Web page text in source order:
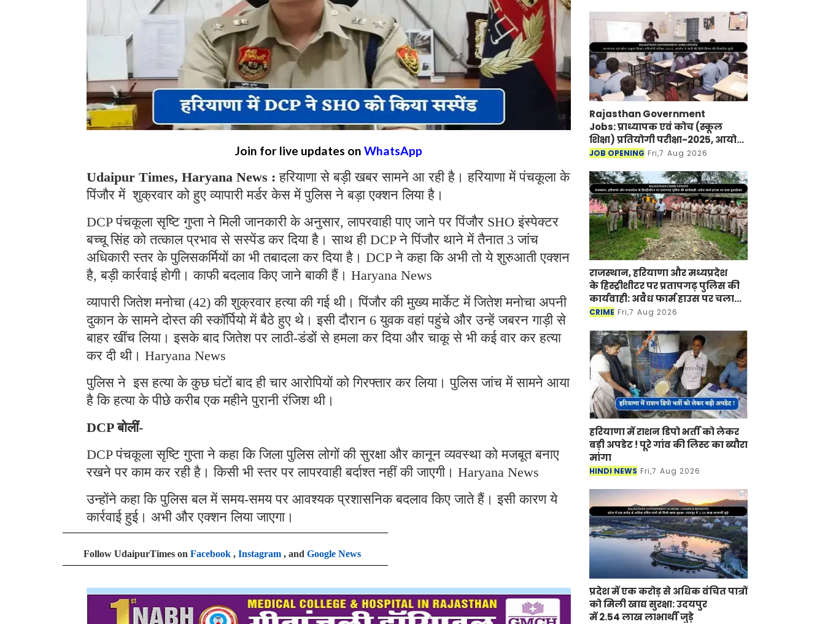
Join for live updates on WhatsApp
Udaipur Times, Haryana News : हरियाणा से बड़ी खबर सामने आ रही है। हरियाणा में पंचकूला के
पिंजौर में शुक्रवार को हुए व्यापारी मर्डर केस में पुलिस ने बड़ा एक्शन लिया है।
DCP पंचकूला सृष्टि गुप्ता ने मिली जानकारी के अनुसार, लापरवाही पाए जाने पर पिंजौर SHO इंस्पेक्टर
बच्चू सिंह को तत्काल प्रभाव से सस्पेंड कर दिया है। साथ ही DCP ने पिंजौर थाने में तैनात 3 जांच
अधिकारी स्तर के पुलिसकर्मियों का भी तबादला कर दिया है। DCP ने कहा कि अभी तो ये शुरुआती एक्शन
है, बड़ी कार्रवाई होगी। काफी बदलाव किए जाने बाकी हैं। Haryana News
व्यापारी जितेश मनोचा (42) की शुक्रवार हत्या की गई थी। पिंजौर की मुख्य मार्केट में जितेश मनोचा अपनी
दुकान के सामने दोस्त की स्कॉर्पियो में बैठे हुए थे। इसी दौरान 6 युवक वहां पहुंचे और उन्हें जबरन गाड़ी से
बाहर खींच लिया। इसके बाद जितेश पर लाठी-डंडों से हमला कर दिया और चाकू से भी कई वार कर हत्या
कर दी थी। Haryana News
पुलिस ने इस हत्या के कुछ घंटों बाद ही चार आरोपियों को गिरफ्तार कर लिया। पुलिस जांच में सामने आया
है कि हत्या के पीछे करीब एक महीने पुरानी रंजिश थी।
DCP बोलीं-
DCP पंचकूला सृष्टि गुप्ता ने कहा कि जिला पुलिस लोगों की सुरक्षा और कानून व्यवस्था को मजबूत बनाए
रखने पर काम कर रही है। किसी भी स्तर पर लापरवाही बर्दाश्त नहीं की जाएगी। Haryana News
उन्होंने कहा कि पुलिस बल में समय-समय पर आवश्यक प्रशासनिक बदलाव किए जाते हैं। इसी कारण ये
कार्रवाई हुई। अभी और एक्शन लिया जाएगा।
Follow UdaipurTimes on Facebook , Instagram , and Google News
Rajasthan Government
Jobs: प्राध्यापक एवं कोच (स्कूल
शिक्षा) प्रतियोगी परीक्षा-2025, आयोग
ने जारी की हिंदी विषय की विचारित
JOB OPENING Fri,7 Aug 2026
राजस्थान, हरियाणा और मध्यप्रदेश
के हिस्ट्रीशीटर पर प्रतापगढ़ पुलिस की
कार्यवाही: अवैध फार्म हाउस पर चला
बुलडोजर
CRIME Fri,7 Aug 2026
हरियाणा में राशन डिपो भर्ती को लेकर
बड़ी अपडेट ! पूरे गांव की लिस्ट का ब्यौरा
मांगा
HINDI NEWS Fri,7 Aug 2026
प्रदेश में एक करोड़ से अधिक वंचित पात्रों
को मिली खाद्य सुरक्षा: उदयपुर
में 2.54 लाख लाभार्थी जुड़े